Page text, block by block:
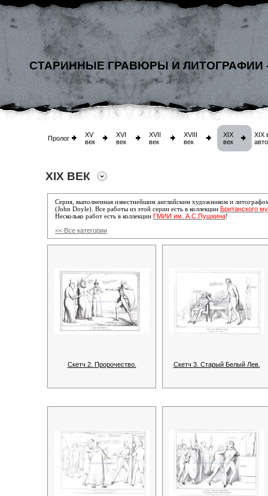
СТАРИННЫЕ ГРАВЮРЫ И ЛИТОГРАФИИ
Пролог
XV
век
XVI
век
XVII
век
XVIII
век
XIX
век
XIX
XIX ВЕК
Серия, выполненная известнейшим английским художником и
(John Doyle). Все работы из этой серии есть в коллекции Британского
Несколько работ есть в коллекции ГМИИ им. А.С.Пушкина!
<< Все категории
Скетч 2. Пророчество. Скетч 3. Старый Белый Лев.